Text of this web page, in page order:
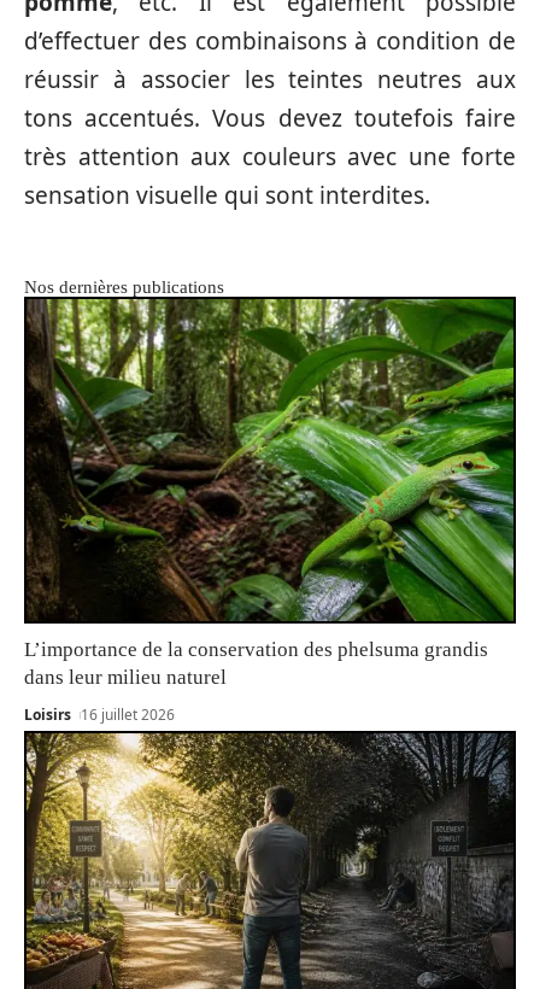
d’effectuer des combinaisons à condition de
réussir à associer les teintes neutres aux
tons accentués. Vous devez toutefois faire
très attention aux couleurs avec une forte
sensation visuelle qui sont interdites.
Nos dernières publications
L’importance de la conservation des phelsuma grandis
dans leur milieu naturel
Loisirs 16 juillet 2026